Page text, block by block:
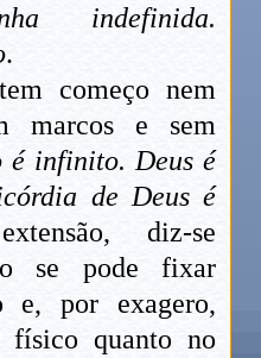
indefinida.
.
começo nem
marcos e sem
é infinito. Deus é
de Deus é
diz-se
se pode fixar
e, por exagero,
físico quanto no